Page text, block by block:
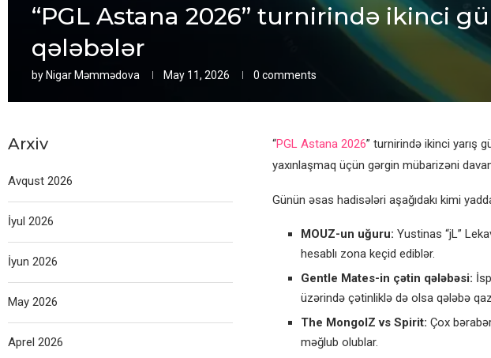
“PGL Astana 2026” turnirində ikinci
qələbələr
byNigar Məmmədova May 11, 2026 0 comments
“PGL Astana 2026” turnirində ikinci yarış
yaxınlaşmaq üçün gərgin mübarizəni
Günün əsas hadisələri aşağıdakı kimi
MOUZ-un uğuru: Yustinas “jL”
hesablı zona keçid ediblər.
Gentle Mates-in çətin qələbəsi:
üzərində çətinliklə də olsa qələbə
The MongolZ vs Spirit: Çox
məğlub olublar.
Arxiv
Avqust 2026
İyul 2026
İyun 2026
May 2026
Aprel 2026